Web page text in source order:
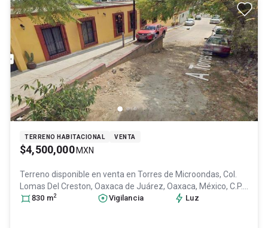
TERRENO HABITACIONAL VENTA
$4,500,000 MXN
Terreno disponible en venta en Torres de Microondas, Col.
Lomas Del Creston, Oaxaca de Juárez, Oaxaca, México, C.P.
68024, ID:
830 m2 Vigilancia Luz